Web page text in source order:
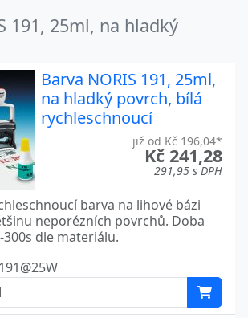
191, 25ml, na hladký
Barva NORIS 191, 25ml,
na hladký povrch, bílá
rychleschnoucí
již od Kč 196,04*
Kč 241,28
291,95 s DPH
barva na lihové bázi
neporézních povrchů. Doba
dle materiálu.